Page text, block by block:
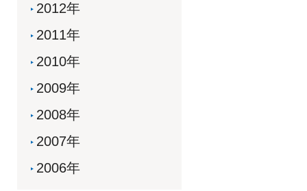
2012年
2011年
2010年
2009年
2008年
2007年
2006年